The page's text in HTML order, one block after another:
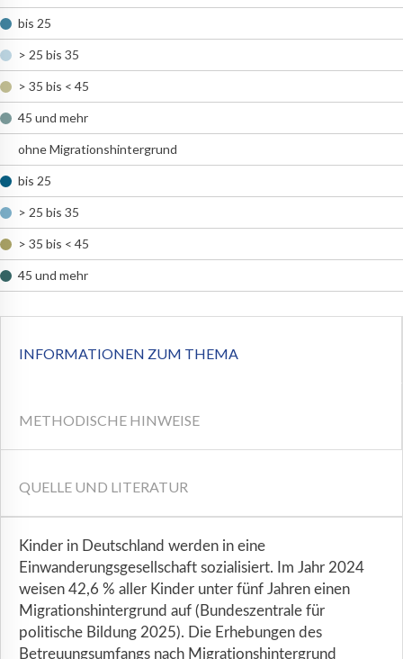
bis 25
> 25 bis 35
> 35 bis < 45
45 und mehr
ohne Migrationshintergrund
bis 25
> 25 bis 35
> 35 bis < 45
45 und mehr
INFORMATIONEN ZUM THEMA
METHODISCHE HINWEISE
QUELLE UND LITERATUR
Kinder in Deutschland werden in eine
Einwanderungsgesellschaft sozialisiert. Im Jahr 2024
weisen 42,6 % aller Kinder unter fünf Jahren einen
Migrationshintergrund auf (Bundeszentrale für
politische Bildung 2025). Die Erhebungen des
Betreuungsumfangs nach Migrationshintergrund